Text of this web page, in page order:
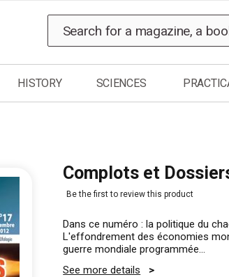
HISTORY SCIENCES
Complots et
Be the first to review this product
Dans ce numéro : la politique du
L'effondrement des économies
guerre mondiale programmée...
See more details